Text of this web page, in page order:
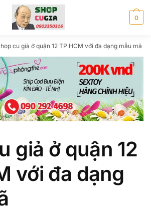
0
cu giả ở quận 12 TP HCM với đa dạng mẫu mã
giả ở quận 12
với đa dạng